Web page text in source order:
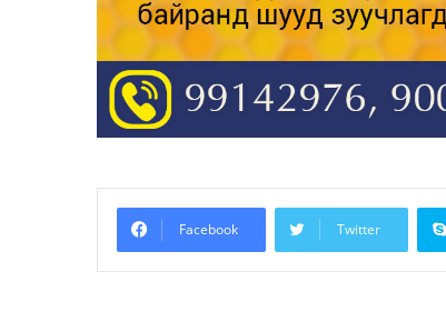
Facebook Twitter